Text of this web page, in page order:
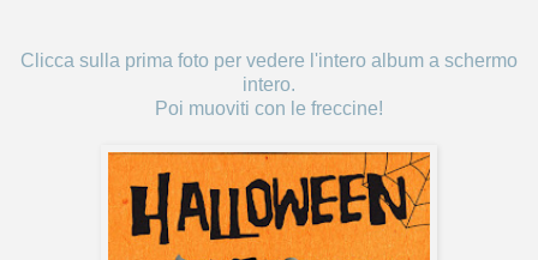
Clicca sulla prima foto per vedere l'intero album a schermo
intero.
Poi muoviti con le freccine!